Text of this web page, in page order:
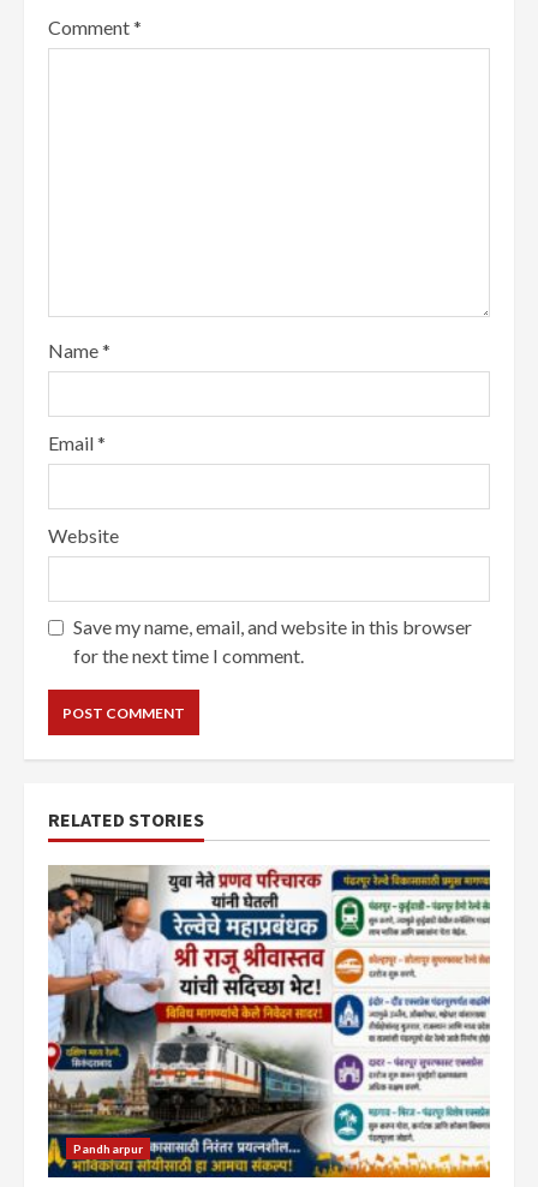
Comment*
Name*
Email*
Website
Save my name, email, and website in this browser
for the next time I comment.
RELATED STORIES
Pandharpur